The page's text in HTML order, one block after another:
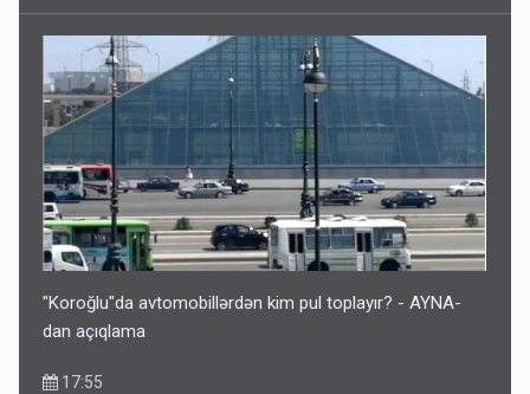
Bu ölkələrə şəxsiyyət vəsiqəsi ilə gedə biləcəksiniz -
SİYAHI
10:53
"Koroğlu"da avtomobillərdən kim pul toplayır? - AYNA-
dan açıqlama
17:55